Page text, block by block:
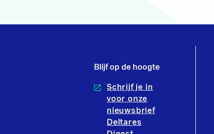
Blijf op de hoogte
Schrijf je in
voor onze
nieuwsbrief
Deltares